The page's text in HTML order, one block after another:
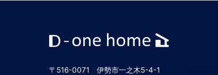
〒516-0071 伊勢市一之木5-4-1